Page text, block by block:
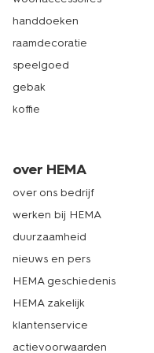
handdoeken
raamdecoratie
speelgoed
gebak
koffie
over HEMA
over ons bedrijf
werken bij HEMA
duurzaamheid
nieuws en pers
HEMA geschiedenis
HEMA zakelijk
klantenservice
actievoorwaarden